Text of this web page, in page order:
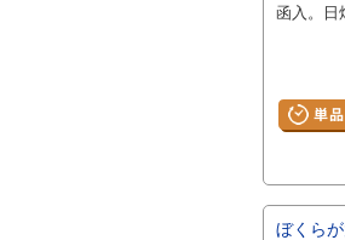
函入。日
ぼくら